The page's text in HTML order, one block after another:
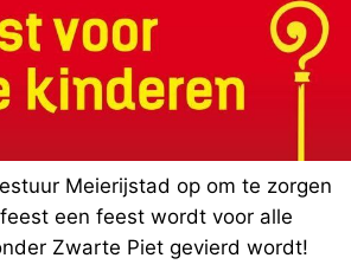
Meierijstad op om te zorgen
een feest wordt voor alle
Zwarte Piet gevierd wordt!